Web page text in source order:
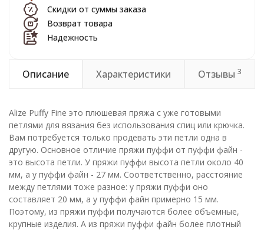
Скидки от суммы заказа
Возврат товара
Надежность
Описание Характеристики Отзывы 3
Alize Puffy Fine это плюшевая пряжа c уже готовыми
петлями для вязания без использования спиц или крючка.
Вам потребуется только продевать эти петли одна в
другую. Основное отличие пряжи пуффи от пуффи файн -
это высота петли. У пряжи пуффи высота петли около 40
мм, а у пуффи файн - 27 мм. Соответственно, расстояние
между петлями тоже разное: у пряжи пуффи оно
составляет 20 мм, а у пуффи файн примерно 15 мм.
Поэтому, из пряжи пуффи получаются более объемные,
крупные изделия. А из пряжи пуффи файн более плотный